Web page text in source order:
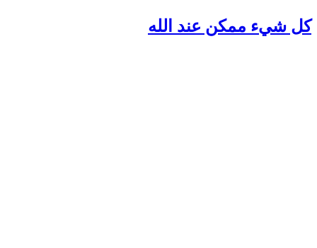
شيء ممكن عند الله